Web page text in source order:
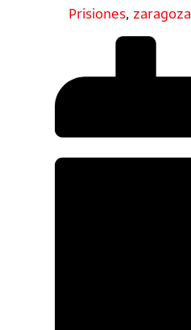
Prisiones, zaragoza